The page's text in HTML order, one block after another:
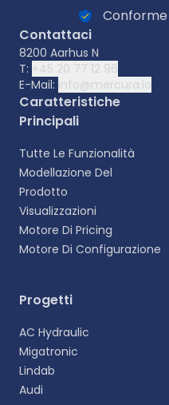
Selezionare la
un'esperienza più
Conforme
Contattaci
8200 Aarhus N
T: +45 20 77 12 96
E-Mail: info@mercura.io
Caratteristiche
Principali
Tutte Le Funzionalità
Modellazione Del
Prodotto
Visualizzazioni
Motore Di Pricing
Motore Di Configurazione
Progetti
AC Hydraulic
Migatronic
Lindab
Audi